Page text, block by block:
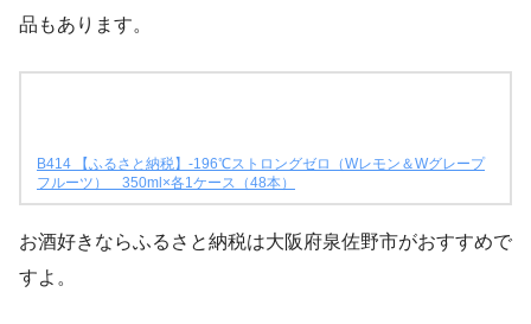
品もあります。
B414 【ふるさと納税】-196℃ストロングゼロ（Wレモン＆Wグレープ
フルーツ） 350ml×各1ケース（48本）
お酒好きならふるさと納税は大阪府泉佐野市がおすすめで
すよ。